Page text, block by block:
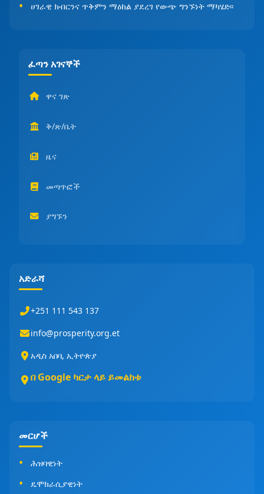
ሀገራዊ ክብርንና ጥቅምን ማዕከል ያደረገ የውጭ ግንኙነት ማካሄድ፡፡
ፈጣን አገናኞች
ዋና ገጽ
ቅ/ጽ/ቤት
ዜና
መጣጥፎች
ያግኙን
አድራሻ
+251 111 543 137
info@prosperity.org.et
አዲስ አበባ, ኢትዮጵያ
በ Google ካርታ ላይ ይመልከቱ
መርሆች
ሕዝባዊነት
ዴሞክራሲያዊነት